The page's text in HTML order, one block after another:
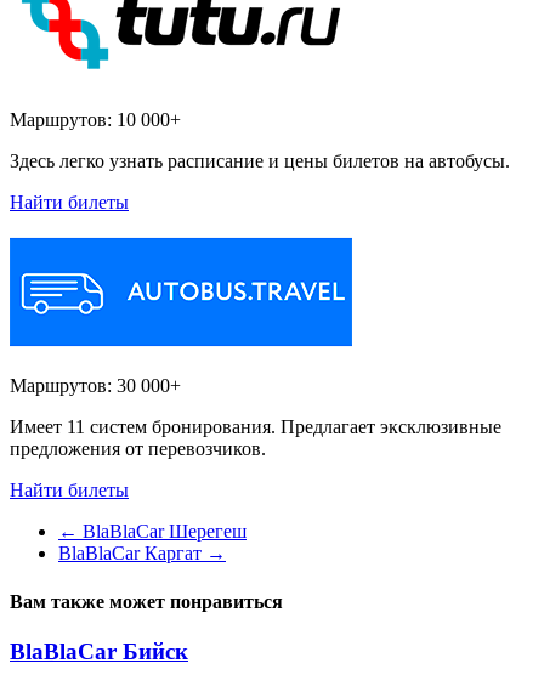
Маршрутов: 10 000+
Здесь легко узнать расписание и цены билетов на автобусы.
Найти билеты
Маршрутов: 30 000+
Имеет 11 систем бронирования. Предлагает эксклюзивные
предложения от перевозчиков.
Найти билеты
← BlaBlaCar Шерегеш
BlaBlaCar Каргат →
Вам также может понравиться
BlaBlaCar Бийск